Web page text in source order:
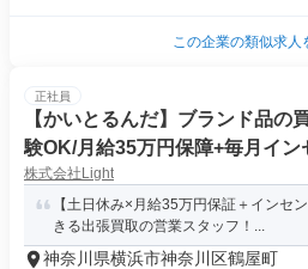
この企業の類似求人
正社員
【かいとるんだ】ブランド品の
験OK/月給35万円保障+毎月イン
株式会社Light
【土日休み×月給35万円保証＋インセ
きる出張買取の営業スタッフ！...
神奈川県横浜市神奈川区鶴屋町